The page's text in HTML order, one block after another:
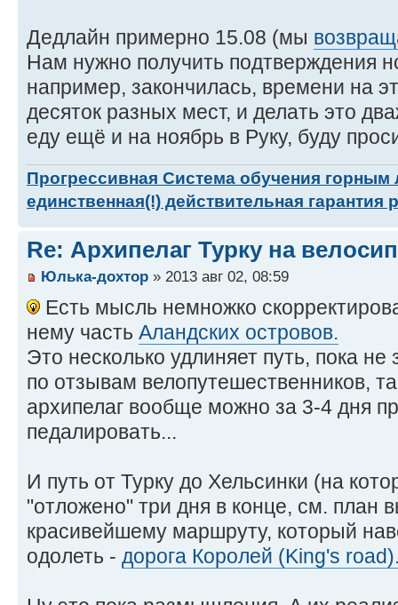
Дедлайн примерно 15.08 (мы
Нам нужно получить подтверждения
например, закончилась, времени на
десяток разных мест, и делать это
еду ещё и на ноябрь в Руку, буду
Прогрессивная Система обучения
единственная(!) действительная гарантия
Re: Архипелаг Турку на
Юлька-дохтор » 2013 авг 02, 08:59
Есть мысль немножко
нему часть Аландских островов.
Это несколько удлиняет путь, пока
по отзывам велопутешественников,
архипелаг вообще можно за 3-4 дня
педалировать...
И путь от Турку до Хельсинки (на
"отложено" три дня в конце, см. план
красивейшему маршруту, который
одолеть - дорога Королей (King's